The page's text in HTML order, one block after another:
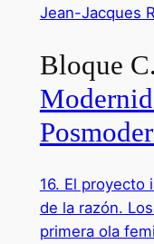
Jean-Jacques
Bloque C.
16. El proyecto
de la razón.
primera ola